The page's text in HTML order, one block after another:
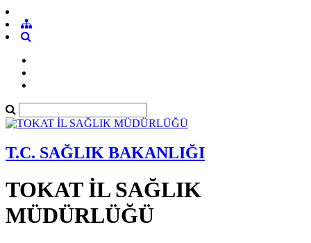
T.C. SAĞLIK BAKANLIĞI
TOKAT İL SAĞLIK
MÜDÜRLÜĞÜ